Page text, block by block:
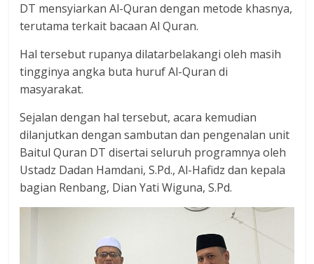
DT mensyiarkan Al-Quran dengan metode khasnya,
terutama terkait bacaan Al Quran.
Hal tersebut rupanya dilatarbelakangi oleh masih
tingginya angka buta huruf Al-Quran di
masyarakat.
Sejalan dengan hal tersebut, acara kemudian
dilanjutkan dengan sambutan dan pengenalan unit
Baitul Quran DT disertai seluruh programnya oleh
Ustadz Dadan Hamdani, S.Pd., Al-Hafidz dan kepala
bagian Renbang, Dian Yati Wiguna, S.Pd.